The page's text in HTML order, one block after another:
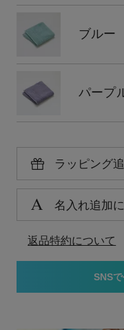
ブルー
パープ
ラッピング
名入れ追加
返品特約について